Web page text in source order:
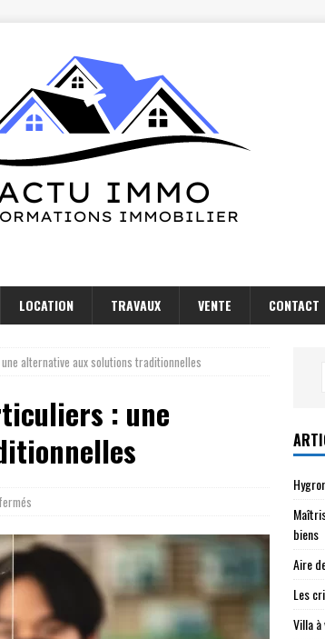
LOCATION TRAVAUX VENTE CONTACT
alternative aux solutions traditionnelles
: une
biens
Aire
Les
Villa